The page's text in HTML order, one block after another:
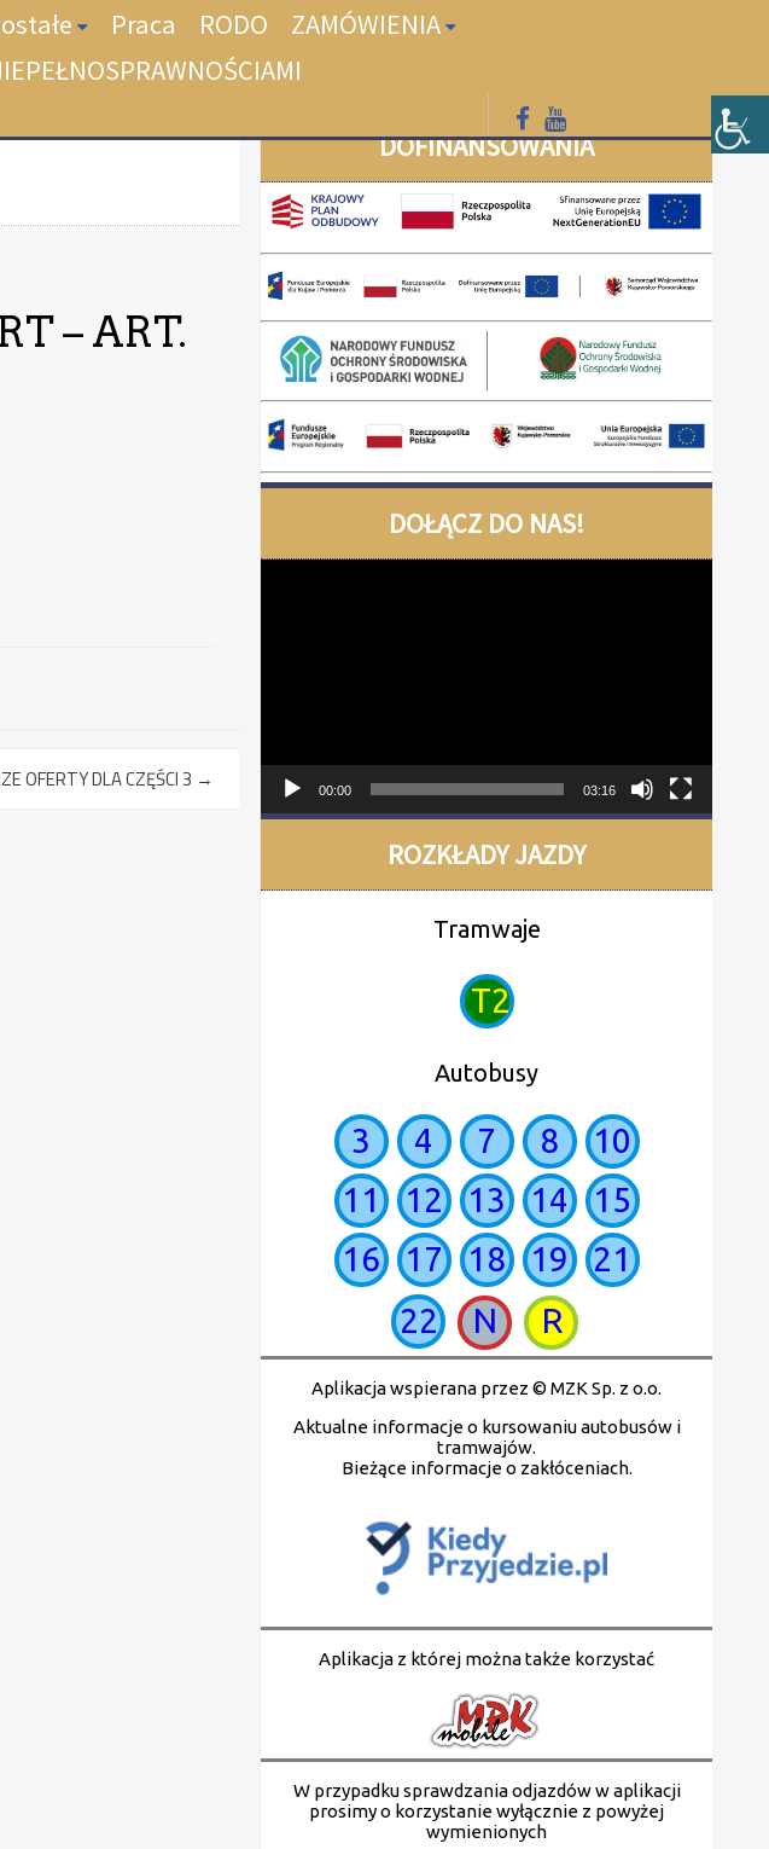
Praca RODO
ZAMÓWIENIA
– ART.
OFERTY DLA CZĘŚCI 3 →
DOFINANSOWANIA
DOŁĄCZ DO NAS!
00:00 03:16
ROZKŁADY JAZDY
Tramwaje
T2
Autobusy
3 4 7 8
10
11
12 13 14
15
16
17 18 19
21
22
N R
Aplikacja wspierana przez © MZK Sp. z o.o.
Aktualne informacje o kursowaniu autobusów i
tramwajów.
Bieżące informacje o zakłóceniach.
Aplikacja z której można także korzystać
W przypadku sprawdzania odjazdów w aplikacji
prosimy o korzystanie wyłącznie z powyżej
wymienionych